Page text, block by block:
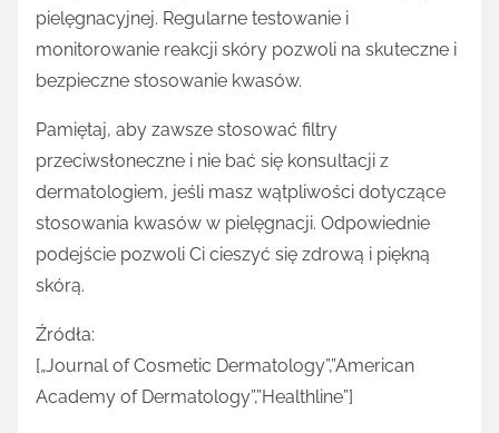
pielęgnacyjnej. Regularne testowanie i
monitorowanie reakcji skóry pozwoli na skuteczne i
bezpieczne stosowanie kwasów.
Pamiętaj, aby zawsze stosować filtry
przeciwsłoneczne i nie bać się konsultacji z
dermatologiem, jeśli masz wątpliwości dotyczące
stosowania kwasów w pielęgnacji. Odpowiednie
podejście pozwoli Ci cieszyć się zdrową i piękną
skórą.
Źródła:
[„Journal of Cosmetic Dermatology”,”American
Academy of Dermatology”,”Healthline”]